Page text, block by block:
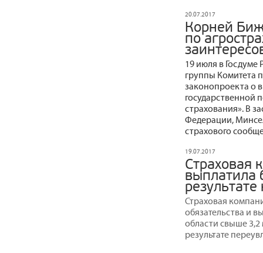
20.07.2017
Корней
по
19 июля в Госдуме
группы Комитета
законопроекта о
государственной
страхования». В
Федерации,
страхового
19.07.2017
Страховая
выплатила
Страховая
обязательства и
области свыше
результате